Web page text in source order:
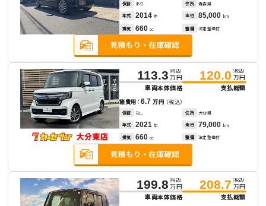
保証 あり 住所 青森県
年式 2014 年 走行 85,000 km
排気 660 cc 整備 法定整備付
113.3 （税込）
万円
車両本体価格
120.0 （税込）
万円
支払総額
諸費用：6.7万円 （税込）
保証 なし 住所 大分県
年式 2021 年 走行 79,000 km
排気 660 cc 整備 法定整備付
199.8 （税込）
万円
車両本体価格
208.7 （税込）
万円
支払総額